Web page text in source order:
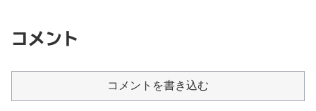
コメント
コメントを書き込む